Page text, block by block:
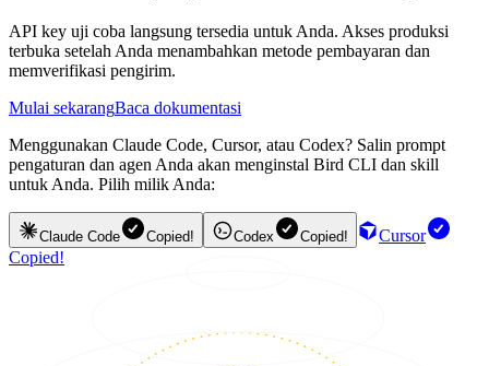
API key uji coba langsung tersedia untuk Anda. Akses produksi
terbuka setelah Anda menambahkan metode pembayaran dan
memverifikasi pengirim.
Mulai sekarangBaca dokumentasi
Menggunakan Claude Code, Cursor, atau Codex? Salin prompt
pengaturan dan agen Anda akan menginstal Bird CLI dan skill
untuk Anda. Pilih milik Anda:
Claude Code Copied! Codex Copied!
Cursor
Copied!